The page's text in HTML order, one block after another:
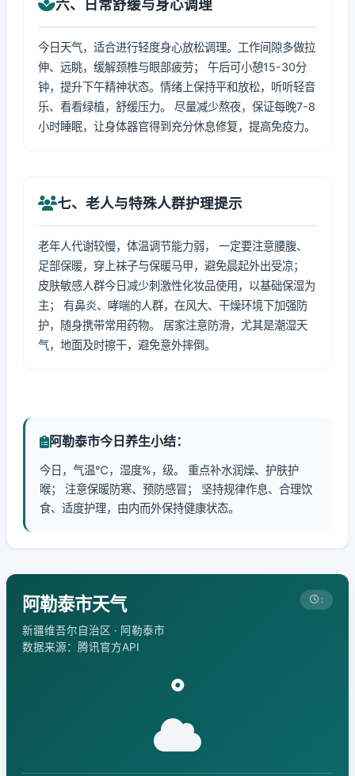
六、日常舒缓与身心调理
今日天气，适合进行轻度身心放松调理。工作间隙多做拉
伸、远眺，缓解颈椎与眼部疲劳； 午后可小憩15-30分
钟，提升下午精神状态。情绪上保持平和放松，听听轻音
乐、看看绿植，舒缓压力。 尽量减少熬夜，保证每晚7-8
小时睡眠，让身体器官得到充分休息修复，提高免疫力。
七、老人与特殊人群护理提示
老年人代谢较慢，体温调节能力弱， 一定要注意腰腹、
足部保暖，穿上袜子与保暖马甲，避免晨起外出受凉；
皮肤敏感人群今日减少刺激性化妆品使用，以基础保湿为
主； 有鼻炎、哮喘的人群，在风大、干燥环境下加强防
护，随身携带常用药物。 居家注意防滑，尤其是潮湿天
气，地面及时擦干，避免意外摔倒。
阿勒泰市今日养生小结：
今日，气温℃，湿度%，级。 重点补水润燥、护肤护
喉； 注意保暖防寒、预防感冒； 坚持规律作息、合理饮
食、适度护理，由内而外保持健康状态。
阿勒泰市天气
新疆维吾尔自治区 · 阿勒泰市
数据来源：腾讯官方API
:
°